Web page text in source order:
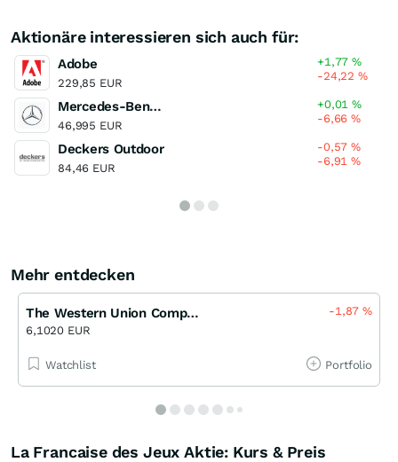
Aktionäre interessieren sich auch für:
Adobe
229,85 EUR
+1,77%
-24,22%
Mercedes-Benz Group
46,995 EUR
+0,01%
-6,66%
Deckers Outdoor
84,46 EUR
-0,57%
-6,91%
Mehr entdecken
The Western Union Company
6,1020 EUR
-1,87%
Watchlist Portfolio
La Francaise des Jeux Aktie: Kurs & Preis